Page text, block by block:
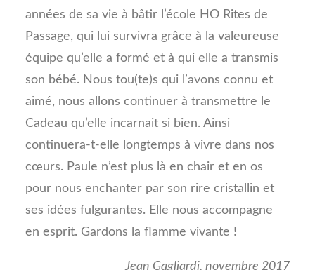
années de sa vie à bâtir l’école HO Rites de
Passage, qui lui survivra grâce à la valeureuse
équipe qu’elle a formé et à qui elle a transmis
son bébé. Nous tou(te)s qui l’avons connu et
aimé, nous allons continuer à transmettre le
Cadeau qu’elle incarnait si bien. Ainsi
continuera-t-elle longtemps à vivre dans nos
cœurs. Paule n’est plus là en chair et en os
pour nous enchanter par son rire cristallin et
ses idées fulgurantes. Elle nous accompagne
en esprit. Gardons la flamme vivante !
Jean Gagliardi, novembre 2017